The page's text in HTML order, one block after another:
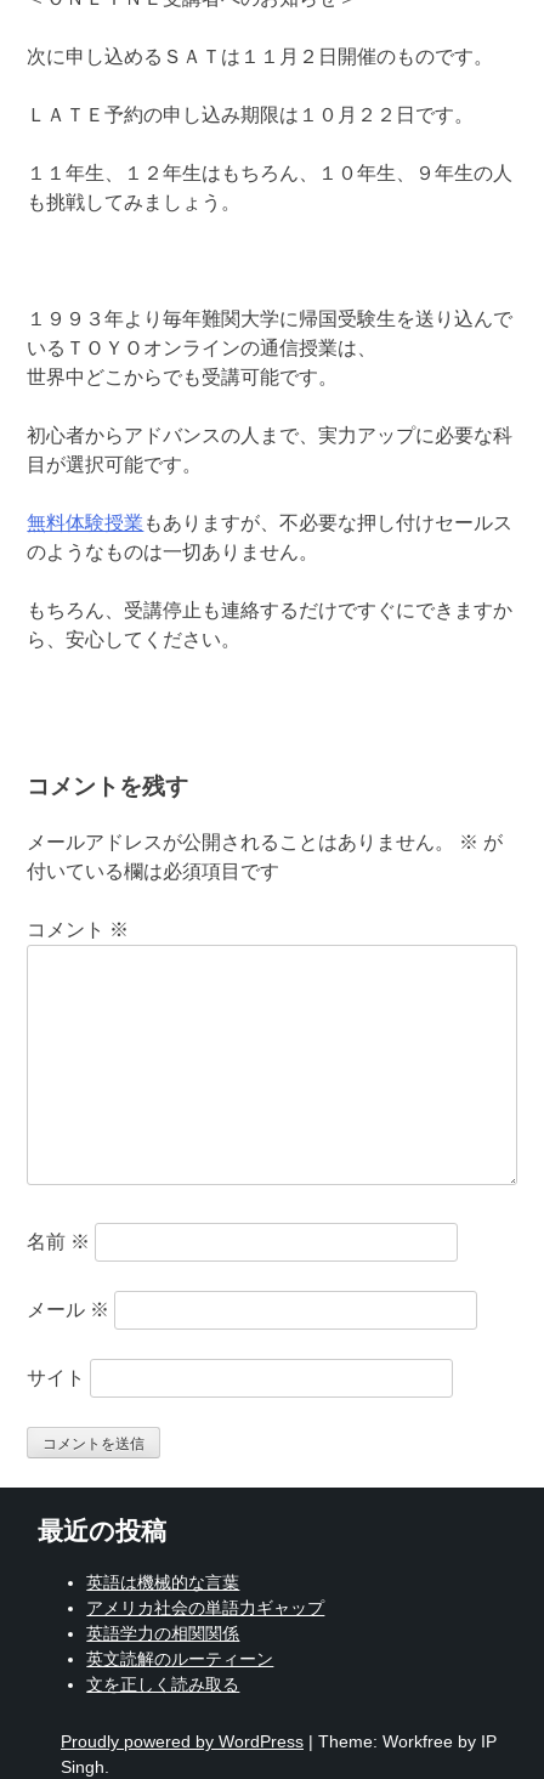
次に申し込めるＳＡＴは１１月２日開催のものです。
ＬＡＴＥ予約の申し込み期限は１０月２２日です。
１１年生、１２年生はもちろん、１０年生、９年生の人
も挑戦してみましょう。
１９９３年より毎年難関大学に帰国受験生を送り込んで
いるＴＯＹＯオンラインの通信授業は、
世界中どこからでも受講可能です。
初心者からアドバンスの人まで、実力アップに必要な科
目が選択可能です。
無料体験授業 もありますが、不必要な押し付けセールス
のようなものは一切ありません。
もちろん、受講停止も連絡するだけですぐにできますか
ら、安心してください。
コメントを残す
メールアドレスが公開されることはありません。 ※ が
付いている欄は必須項目です
コメント ※
名前 ※
メール ※
サイト
最近の投稿
英語は機械的な言葉
アメリカ社会の単語力ギャップ
英語学力の相関関係
英文読解のルーティーン
文を正しく読み取る
Proudly powered by WordPress | Theme: Workfree by IP
Singh.